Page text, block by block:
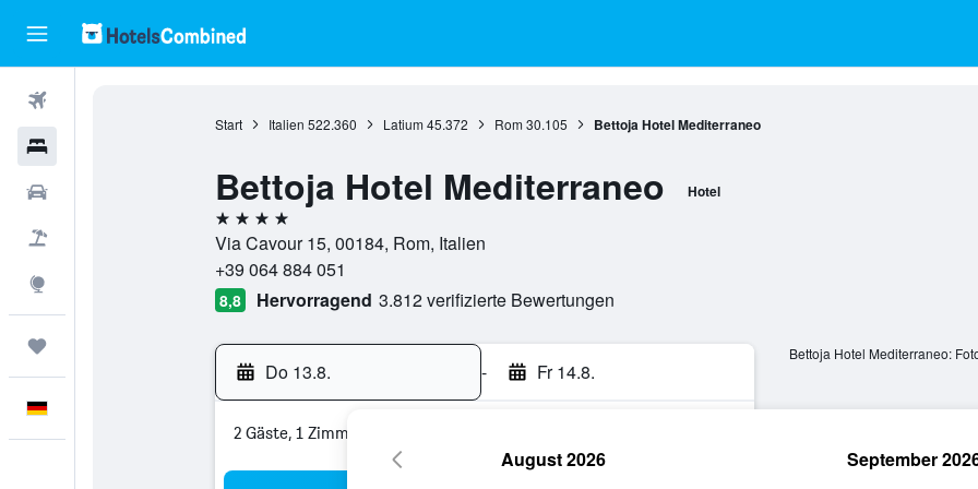
Start Italien 522.360 Latium 45.372 Rom 30.105 Bettoja Hotel Mediterraneo
Bettoja Hotel Mediterraneo Hotel
4 Sterne
Via Cavour 15, 00184, Rom, Italien
+39 064 884 051
8,8 Hervorragend 3.812 verifizierte Bewertungen
Do 13.8. - Fr 14.8.
2 Gäste, 1 Zimmer
Bettoja Hotel Mediterraneo:
August 2026 September